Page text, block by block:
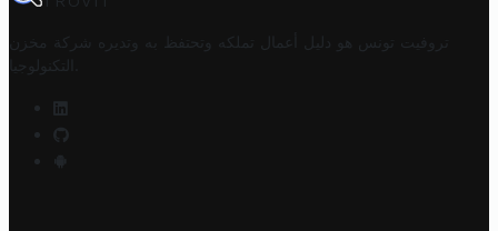
تروفيت تونس هو دليل أعمال تملكه وتحتفظ به وتديره
شركة مخزن
التكنولوجيا